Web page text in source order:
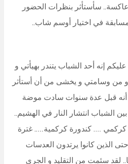
سأستأثر بنظرات الحضور
مسابقة في اختيار أوسم شاب..
إنه أحد الشباب يتندر بهيأتي و
و من وسامتي و يخشى من أن أستأثر
أنه قبل عدة سنوات سادت موضة
الشباب انتشار النار في الهشيم..
…. كندورة كركمية….. غترة
الذين كانوا يرتدون العدسات
لقد سئمت من التقليد و الجري